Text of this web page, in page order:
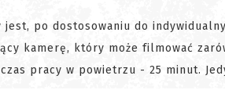
jest, po dostosowaniu do
kamerę, który może filmować
pracy w powietrzu - 25 minut.